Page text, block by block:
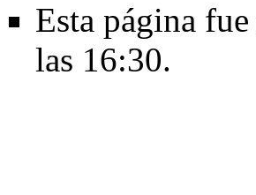
Esta página
las 16:30.